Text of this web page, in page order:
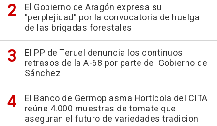
El Gobierno de Aragón expresa su
"perplejidad" por la convocatoria de huelga
de las brigadas forestales
El PP de Teruel denuncia los continuos
retrasos de la A-68 por parte del Gobierno de
Sánchez
El Banco de Germoplasma Hortícola del CITA
reúne 4.000 muestras de tomate que
aseguran el futuro de variedades tradicion